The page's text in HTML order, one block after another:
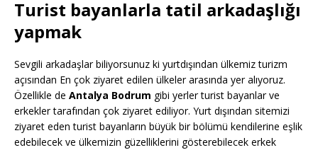
Turist bayanlarla tatil arkadaşlığı
yapmak
Sevgili arkadaşlar biliyorsunuz ki yurtdışından ülkemiz turizm
açısından En çok ziyaret edilen ülkeler arasında yer alıyoruz.
Özellikle de Antalya Bodrum gibi yerler turist bayanlar ve
erkekler tarafından çok ziyaret ediliyor. Yurt dışından sitemizi
ziyaret eden turist bayanların büyük bir bölümü kendilerine eşlik
edebilecek ve ülkemizin güzelliklerini gösterebilecek erkek